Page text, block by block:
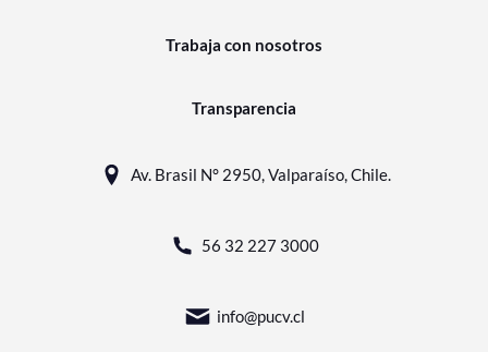
Trabaja con nosotros
Transparencia
Av. Brasil N° 2950, Valparaíso, Chile.
56 32 227 3000
info@pucv.cl